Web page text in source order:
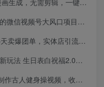
风口项目，轻松月入过万+，多赛道选择，可…
单，实体店引流，1周搞懂抖音团购
福2.0版本 一单利润10-20元(模板+软件+教程)
操视频，收益拿到手软，单日变现1000+